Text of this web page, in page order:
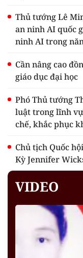
Thủ tướng Lê
an ninh AI quốc
ninh AI trong
Cần nâng cao
giáo dục đại học
Phó Thủ tướng
luật trong lĩnh
chế, khắc phục
Chủ tịch Quốc
Kỳ Jennifer
VIDEO